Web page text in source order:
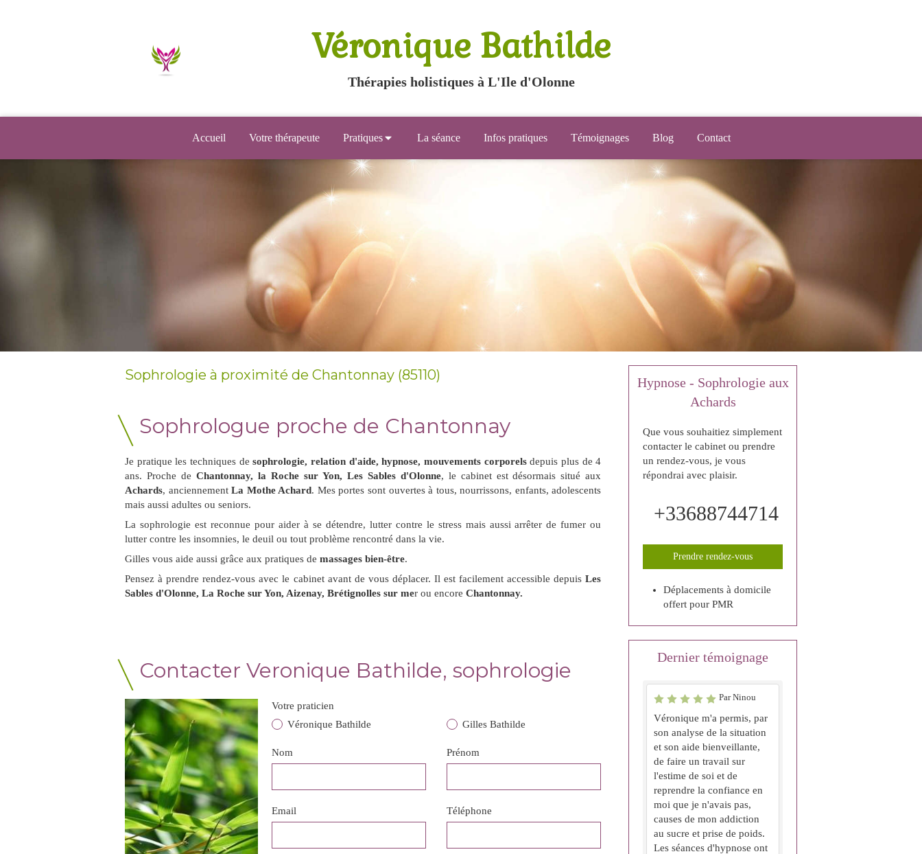
Véronique Bathilde
Thérapies holistiques à L'Ile d'Olonne
Accueil Votre thérapeute Pratiques La séance Infos pratiques Témoignages Blog Contact
Sophrologie à proximité de Chantonnay (85110)
Sophrologue proche de Chantonnay
Je pratique les techniques desophrologie, relation d'aide, hypnose, mouvements corporelsdepuis plus de 4
ans. Proche de Chantonnay, la Roche sur Yon, Les Sables d'Olonne, le cabinet est désormais situé aux
Achards, anciennementLa Mothe Achard. Mes portes sont ouvertes à tous, nourrissons, enfants, adolescents
mais aussi adultes ou seniors.
La sophrologie est reconnue pour aider à se détendre, lutter contre le stress mais aussi arrêter de fumer ou
lutter contre les insomnies, le deuil ou tout problème rencontré dans la vie.
Gilles vous aide aussi grâce aux pratiques de massages bien-être.
Pensez à prendre rendez-vous avec le cabinet avant de vous déplacer. Il est facilement accessible depuisLes
Sables d'Olonne, La Roche sur Yon, Aizenay, Brétignolles sur mer ou encore Chantonnay.
Contacter Veronique Bathilde, sophrologie
Votre praticien
Véronique Bathilde
Gilles Bathilde
Nom Prénom
Email Téléphone
Hypnose - Sophrologie aux
Achards
Que vous souhaitiez simplement
contacter le cabinet ou prendre
un rendez-vous, je vous
répondrai avec plaisir.
+33688744714
Prendre rendez-vous
Déplacements à domicile
offert pour PMR
Dernier témoignage
Par Ninou
Véronique m'a permis, par
son analyse de la situation
et son aide bienveillante,
de faire un travail sur
l'estime de soi et de
reprendre la confiance en
moi que je n'avais pas,
causes de mon addiction
au sucre et prise de poids.
Les séances d'hypnose ont